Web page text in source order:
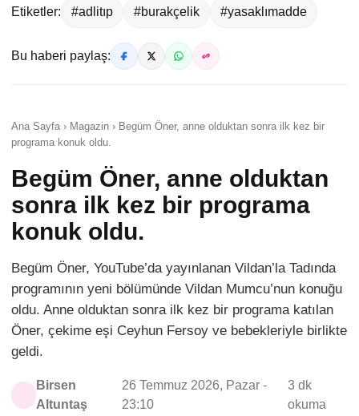
Etiketler: #adlitıp #burakçelik #yasaklımadde
Bu haberi paylaş:
Ana Sayfa › Magazin › Begüm Öner, anne olduktan sonra ilk kez bir
programa konuk oldu.
Begüm Öner, anne olduktan
sonra ilk kez bir programa
konuk oldu.
Begüm Öner, YouTube’da yayınlanan Vildan’la Tadında
programının yeni bölümünde Vildan Mumcu’nun konuğu
oldu. Anne olduktan sonra ilk kez bir programa katılan
Öner, çekime eşi Ceyhun Fersoy ve bebekleriyle birlikte
geldi.
Birsen
Altuntaş
26 Temmuz 2026, Pazar -
23:10
3 dk
okuma